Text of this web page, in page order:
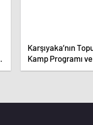
Karşıyaka’nın
Kamp Programı ve
Maçları Belli Oldu